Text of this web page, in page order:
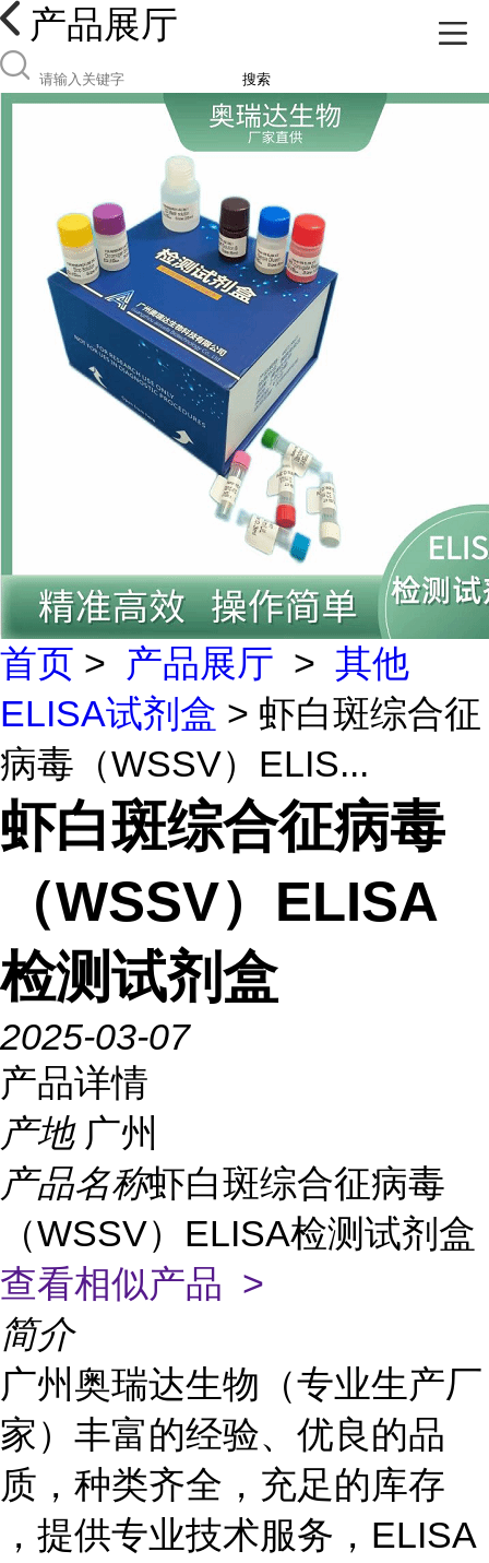
产品展厅
搜索
首页 > 产品展厅 > 其他
ELISA试剂盒 > 虾白斑综合征
病毒（WSSV）ELIS...
虾白斑综合征病毒
（WSSV）ELISA
检测试剂盒
2025-03-07
产品详情
产地 广州
产品名称虾白斑综合征病毒
（WSSV）ELISA检测试剂盒
查看相似产品 >
简介
广州奥瑞达生物（专业生产厂
家）丰富的经验、优良的品
质，种类齐全，充足的库存
，提供专业技术服务，ELISA